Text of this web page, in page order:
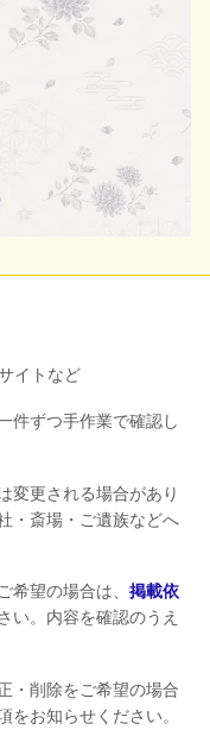
イトなど
件ずつ手作業で確認し
変更される場合があり
・斎場・ご遺族などへ
希望の場合は、 掲載依
い。内容を確認のうえ
・削除をご希望の場合
をお知らせください。